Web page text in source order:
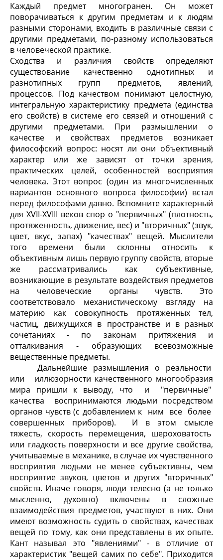
Каждый предмет многогранен. Он может
поворачиваться к другим предметам и к людям
разными сторонами, входить в различные связи с
другими предметами, по-разному использоваться
в человеческой практике.
Сходства и различия свойств определяют
существование качественно однотипных и
разнотипных групп предметов, явлений,
процессов. Под качеством понимают целостную,
интегральную характеристику предмета (единства
его свойств) в системе его связей и отношений с
другими предметами. При размышлении о
качестве и свойствах предметов возникает
философский вопрос: носят ли они объективный
характер или же зависят от точки зрения,
практических целей, особенностей восприятия
человека. Этот вопрос (один из многочисленных
вариантов основного вопроса философии) встал
перед философами давно. Вспомните характерный
для XVII-XVIII веков спор о "первичных" (плотность,
протяженность, движение, вес) и "вторичных" (звук,
цвет, вкус, запах) "качествах" вещей. Мыслители
того времени были склонны относить к
объективным лишь первую группу свойств, вторые
же рассматривались как субъективные,
возникающие в результате воздействия предметов
на человеческие органы чувств. Это
соответствовало механистическому взгляду на
материю как совокупность протяженных тел,
частиц, движущихся в пространстве и в разных
сочетаниях - по законам притяжения и
отталкивания - образующих всевозможные
вещественные предметы.
Дальнейшие размышления о реальности
или иллюзорности качественного многообразия
мира пришли к выводу, что и "первичные"
качества воспринимаются людьми посредством
органов чувств (с добавлением к ним все более
совершенных приборов). И в этом смысле
тяжесть, скорость перемещения, шероховатость
или гладкость поверхности и все другие свойства,
учитываемые в механике, в случае их чувственного
восприятия людьми не менее субъективны, чем
восприятие звуков, цветов и других "вторичных"
свойств. Иначе говоря, люди телесно (а не только
мысленно, духовно) включены в сложные
взаимодействия предметов, участвуют в них. Они
имеют возможность судить о свойствах, качествах
вещей по тому, как они представлены в их опыте.
Кант называл это "явлениями" - в отличие от
характеристик "вещей самих по себе". Приходится